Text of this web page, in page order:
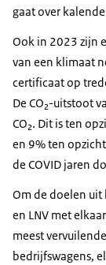
gaat over
Ook in 2023 zijn
van een klimaat
certificaat op
De CO₂-uitstoot
CO₂. Dit is ten
en 9% ten
de COVID jaren
Om de doelen
en LNV met
meest
bedrijfswagens,